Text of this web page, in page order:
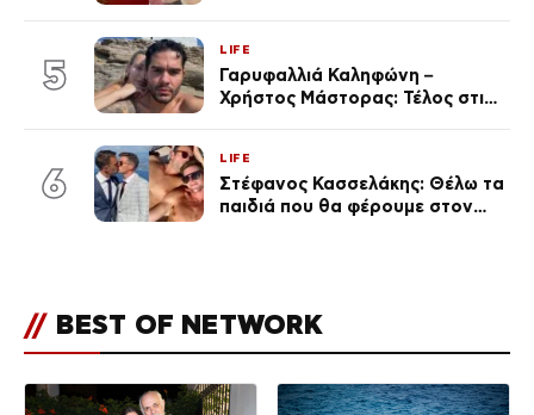
(Φωτογραφίες)
5
LIFE
Γαρυφαλλιά Καληφώνη –
Χρήστος Μάστορας: Τέλος στις
6
LIFE
Στέφανος Κασσελάκης: Θέλω τα
παιδιά που θα φέρουμε στον
// BEST OF NETWORK